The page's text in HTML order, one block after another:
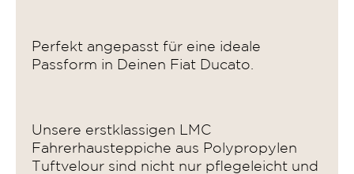
Perfekt angepasst für eine ideale
Passform in Deinen Fiat Ducato.
Unsere erstklassigen LMC
Fahrerhausteppiche aus Polypropylen
Tuftvelour sind nicht nur pflegeleicht und